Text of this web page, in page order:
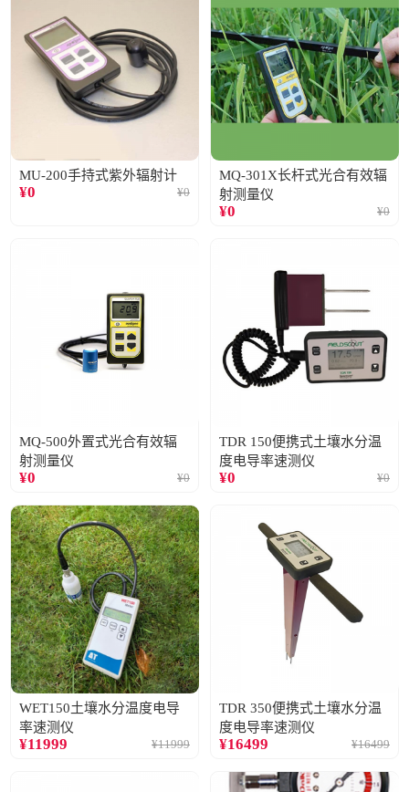
MU-200手持式紫外辐射计
¥0 ¥0
MQ-301X长杆式光合有效辐
射测量仪
¥0 ¥0
MQ-500外置式光合有效辐
射测量仪
¥0 ¥0
TDR 150便携式土壤水分温
度电导率速测仪
¥0 ¥0
WET150土壤水分温度电导
率速测仪
¥11999 ¥11999
TDR 350便携式土壤水分温
度电导率速测仪
¥16499 ¥16499